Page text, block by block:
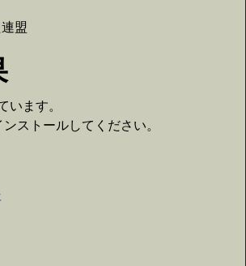
盟
います。
ストールしてください。